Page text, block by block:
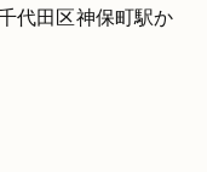
代田区神保町駅か